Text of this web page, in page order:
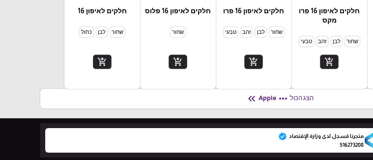
חלקים לאיפון 16 פרו
מקס
שחור לבן זהב טבעי
add_shopping_cart
חלקים לאיפון 16 פרו
שחור לבן זהב טבעי
add_shopping_cart
חלקים לאיפון 16 פלוס
שחור
add_shopping_cart
חלקים לאיפון 16
שחור לבן כחול
add_shopping_cart
הצג הכול more_horiz
Apple
keyboard_double_arrow_left
متجرنا مُسجل لدى وزارة الإقتصاد verified
516273208